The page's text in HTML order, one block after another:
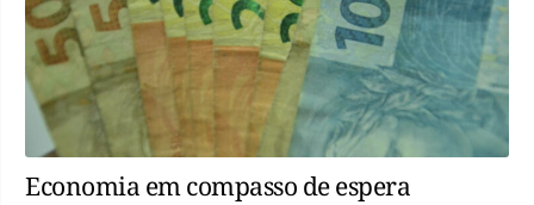
Economia em compasso de espera